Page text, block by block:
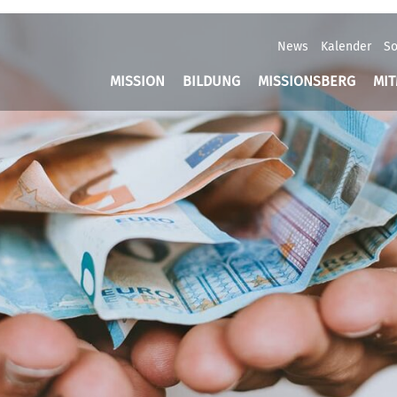
News Kalender
MISSION BILDUNG MISSIONSBERG